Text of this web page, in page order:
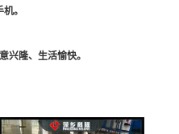
。
兴隆、生活愉快。